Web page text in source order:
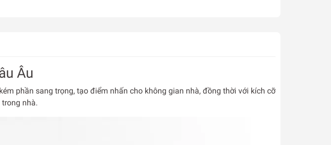
Âu
phần sang trọng, tạo điểm nhấn cho không gian nhà, đồng thời với kích cỡ
nhà.